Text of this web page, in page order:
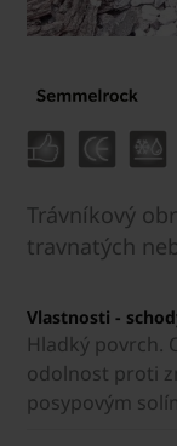
Trávníkový
travnatých
Vlastnosti -
Hladký povrch.
odolnost proti
posypovým